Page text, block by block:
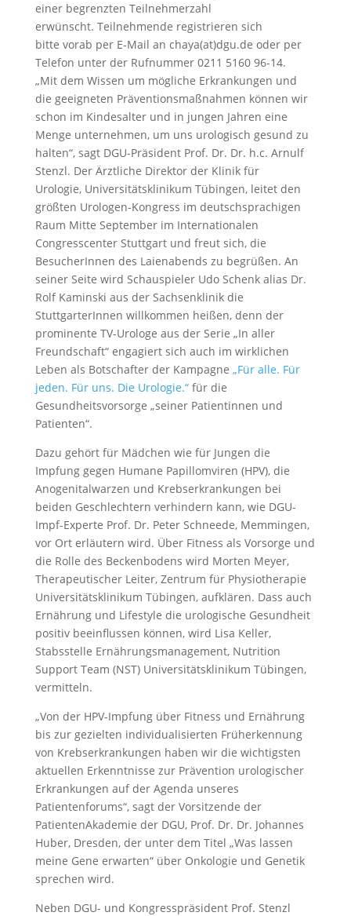
einer begrenzten Teilnehmerzahl
erwünscht. Teilnehmende registrieren sich
bitte vorab per E-Mail an chaya(at)dgu.de oder per
Telefon unter der Rufnummer 0211 5160 96-14.
„Mit dem Wissen um mögliche Erkrankungen und
die geeigneten Präventionsmaßnahmen können wir
schon im Kindesalter und in jungen Jahren eine
Menge unternehmen, um uns urologisch gesund zu
halten“, sagt DGU-Präsident Prof. Dr. Dr. h.c. Arnulf
Stenzl. Der Ärztliche Direktor der Klinik für
Urologie, Universitätsklinikum Tübingen, leitet den
größten Urologen-Kongress im deutschsprachigen
Raum Mitte September im Internationalen
Congresscenter Stuttgart und freut sich, die
BesucherInnen des Laienabends zu begrüßen. An
seiner Seite wird Schauspieler Udo Schenk alias Dr.
Rolf Kaminski aus der Sachsenklinik die
StuttgarterInnen willkommen heißen, denn der
prominente TV-Urologe aus der Serie „In aller
Freundschaft“ engagiert sich auch im wirklichen
Leben als Botschafter der Kampagne „Für alle. Für
jeden. Für uns. Die Urologie.“für die
Gesundheitsvorsorge „seiner Patientinnen und
Patienten“.
Dazu gehört für Mädchen wie für Jungen die
Impfung gegen Humane Papillomviren (HPV), die
Anogenitalwarzen und Krebserkrankungen bei
beiden Geschlechtern verhindern kann, wie DGU-
Impf-Experte Prof. Dr. Peter Schneede, Memmingen,
vor Ort erläutern wird. Über Fitness als Vorsorge und
die Rolle des Beckenbodens wird Morten Meyer,
Therapeutischer Leiter, Zentrum für Physiotherapie
Universitätsklinikum Tübingen, aufklären. Dass auch
Ernährung und Lifestyle die urologische Gesundheit
positiv beeinflussen können, wird Lisa Keller,
Stabsstelle Ernährungsmanagement, Nutrition
Support Team (NST) Universitätsklinikum Tübingen,
vermitteln.
„Von der HPV-Impfung über Fitness und Ernährung
bis zur gezielten individualisierten Früherkennung
von Krebserkrankungen haben wir die wichtigsten
aktuellen Erkenntnisse zur Prävention urologischer
Erkrankungen auf der Agenda unseres
Patientenforums“, sagt der Vorsitzende der
PatientenAkademie der DGU, Prof. Dr. Dr. Johannes
Huber, Dresden, der unter dem Titel „Was lassen
meine Gene erwarten“ über Onkologie und Genetik
sprechen wird.
Neben DGU- und Kongresspräsident Prof. Stenzl